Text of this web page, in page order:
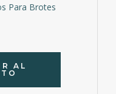
Para Brotes
AL